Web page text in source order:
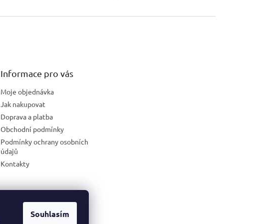
Souhlasím
Informace pro vás
Moje objednávka
Jak nakupovat
Doprava a platba
Obchodní podmínky
Podmínky ochrany osobních
údajů
Kontakty